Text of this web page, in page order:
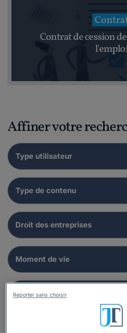
Contrat de cession
Affiner votre
Reporter sans choisir